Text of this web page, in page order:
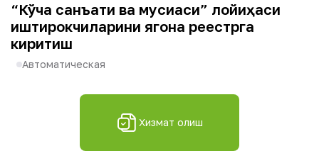
“Кўча санъати ва мусиқаси” лойиҳаси
иштирокчиларини ягона реестрга
киритиш
Автоматическая
Хизмат олиш